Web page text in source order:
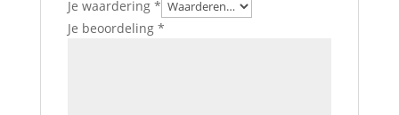
Je waardering *
Je beoordeling *